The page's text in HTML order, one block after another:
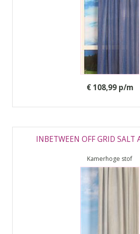
€ 108,99 p/m
INBETWEEN OFF GRID SALT
Kamerhoge stof